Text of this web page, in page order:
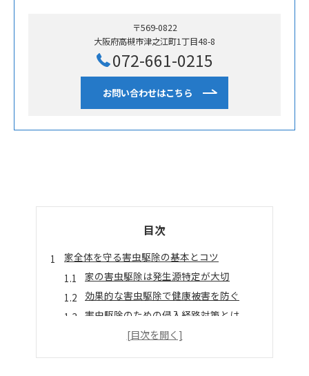
〒569-0822
大阪府高槻市津之江町1丁目48-8
072-661-0215
お問い合わせはこちら
目次
家全体を守る害虫駆除の基本とコツ
家の害虫駆除は発生源特定が大切
効果的な害虫駆除で健康被害を防ぐ
害虫駆除のための侵入経路対策とは
害虫駆除で家族の安心を実現する方法